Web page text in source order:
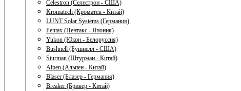
Celestron (Селестрон - США)
Kromatech (Кроматек - Китай)
LUNT Solar Systems (Германия)
Pentax (Пентакс - Япония)
Yukon (Юкон - Белоруссия)
Bushnell (Бушнелл - США)
Sturman (Штурман - Китай)
Alpen (Альпен - Китай)
Blaser (Блазер - Германия)
Breaker (Брикер - Китай)